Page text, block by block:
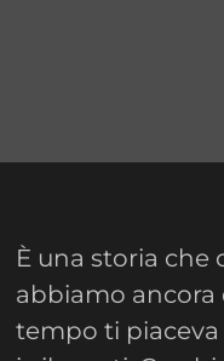
È una storia che
abbiamo ancora
tempo ti